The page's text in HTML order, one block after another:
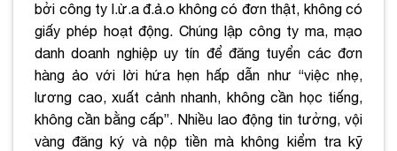
bởi công ty l.ừ.a đ.ả.o không có đơn thật, không có
giấy phép hoạt động. Chúng lập công ty ma, mạo
danh doanh nghiệp uy tín để đăng tuyển các đơn
hàng ảo với lời hứa hẹn hấp dẫn như “việc nhẹ,
lương cao, xuất cảnh nhanh, không cần học tiếng,
không cần bằng cấp”. Nhiều lao động tin tưởng, vội
vàng đăng ký và nộp tiền mà không kiểm tra kỹ